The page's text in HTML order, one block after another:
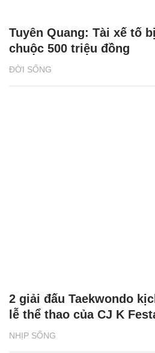
ĐỜI SỐNG
Tuyên Quang: Tài xế tố
chuộc 500 triệu đồng
NHỊP SỐNG
2 giải đấu Taekwondo
lễ thể thao của CJ K